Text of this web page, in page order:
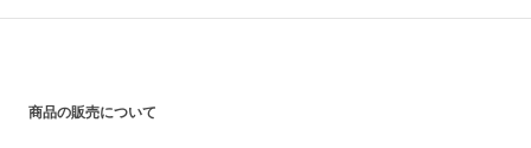
商品の販売について